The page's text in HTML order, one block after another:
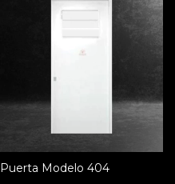
Puerta Modelo 404